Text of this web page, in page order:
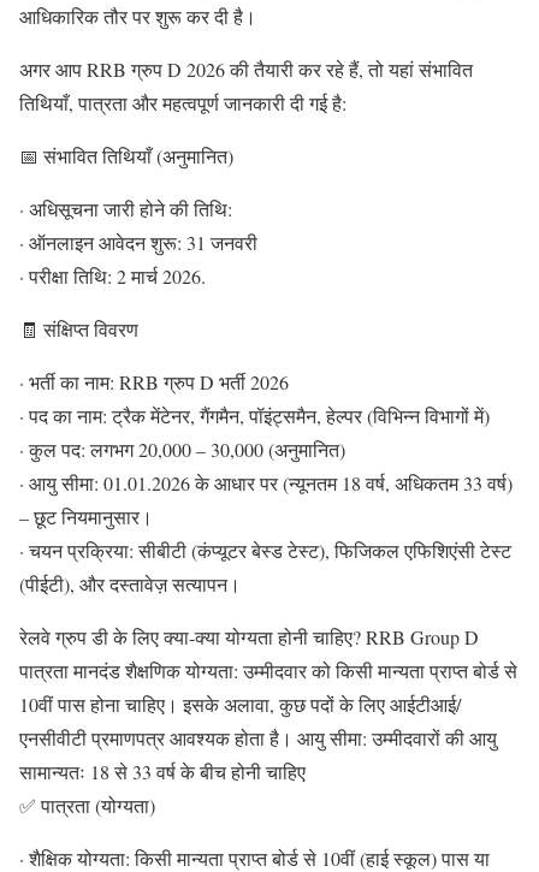
आधिकारिक तौर पर शुरू कर दी है।
अगर आप RRB ग्रुप D 2026 की तैयारी कर रहे हैं, तो यहां संभावित
तिथियाँ, पात्रता और महत्वपूर्ण जानकारी दी गई है:
📅 संभावित तिथियाँ (अनुमानित)
· अधिसूचना जारी होने की तिथि:
· ऑनलाइन आवेदन शुरू: 31 जनवरी
· परीक्षा तिथि: 2 मार्च 2026.
🧾 संक्षिप्त विवरण
· भर्ती का नाम: RRB ग्रुप D भर्ती 2026
· पद का नाम: ट्रैक मेंटेनर, गैंगमैन, पॉइंट्समैन, हेल्पर (विभिन्न विभागों में)
· कुल पद: लगभग 20,000 – 30,000 (अनुमानित)
· आयु सीमा: 01.01.2026 के आधार पर (न्यूनतम 18 वर्ष, अधिकतम 33 वर्ष)
– छूट नियमानुसार।
· चयन प्रक्रिया: सीबीटी (कंप्यूटर बेस्ड टेस्ट), फिजिकल एफिशिएंसी टेस्ट
(पीईटी), और दस्तावेज़ सत्यापन।
रेलवे ग्रुप डी के लिए क्या-क्या योग्यता होनी चाहिए? RRB Group D
पात्रता मानदंड शैक्षणिक योग्यता: उम्मीदवार को किसी मान्यता प्राप्त बोर्ड से
10वीं पास होना चाहिए। इसके अलावा, कुछ पदों के लिए आईटीआई/
एनसीवीटी प्रमाणपत्र आवश्यक होता है। आयु सीमा: उम्मीदवारों की आयु
सामान्यतः 18 से 33 वर्ष के बीच होनी चाहिए
✅ पात्रता (योग्यता)
· शैक्षिक योग्यता: किसी मान्यता प्राप्त बोर्ड से 10वीं (हाई स्कूल) पास या